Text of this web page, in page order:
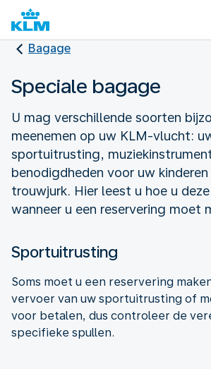
Bagage
Speciale bagage
U mag verschillende soorten
meenemen op uw KLM-vlucht:
sportuitrusting,
benodigdheden voor uw
trouwjurk. Hier leest u hoe u
wanneer u een reservering moet
Sportuitrusting
Soms moet u een reservering
vervoer van uw sportuitrusting of
voor betalen, dus controleer de
specifieke spullen.